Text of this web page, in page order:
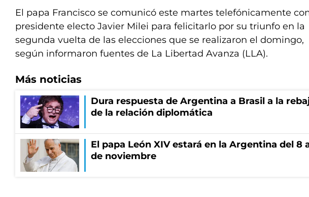
El papa Francisco se comunicó este martes telefónicamente
presidente electo Javier Milei para felicitarlo por su triunfo en la
segunda vuelta de las elecciones que se realizaron el domingo,
según informaron fuentes de La Libertad Avanza (LLA).
Más noticias
Dura respuesta de Argentina a Brasil a la
de la relación diplomática
El papa León XIV estará en la Argentina del 8
de noviembre